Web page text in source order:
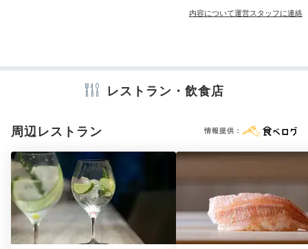
ストレス発散の為の旅だったので何を食べてもいいと決めており、
Relax
22:00
落ち着きのある
リンス ボディソープ シャワーキャップ タオル バスタオル
お茶セット 電気ポット
※設備・アメニティは、確認が取れている情報を表示しています。
内容について運営スタッフに連絡
レストラン・飲食店
周辺レストラン 情報提供：